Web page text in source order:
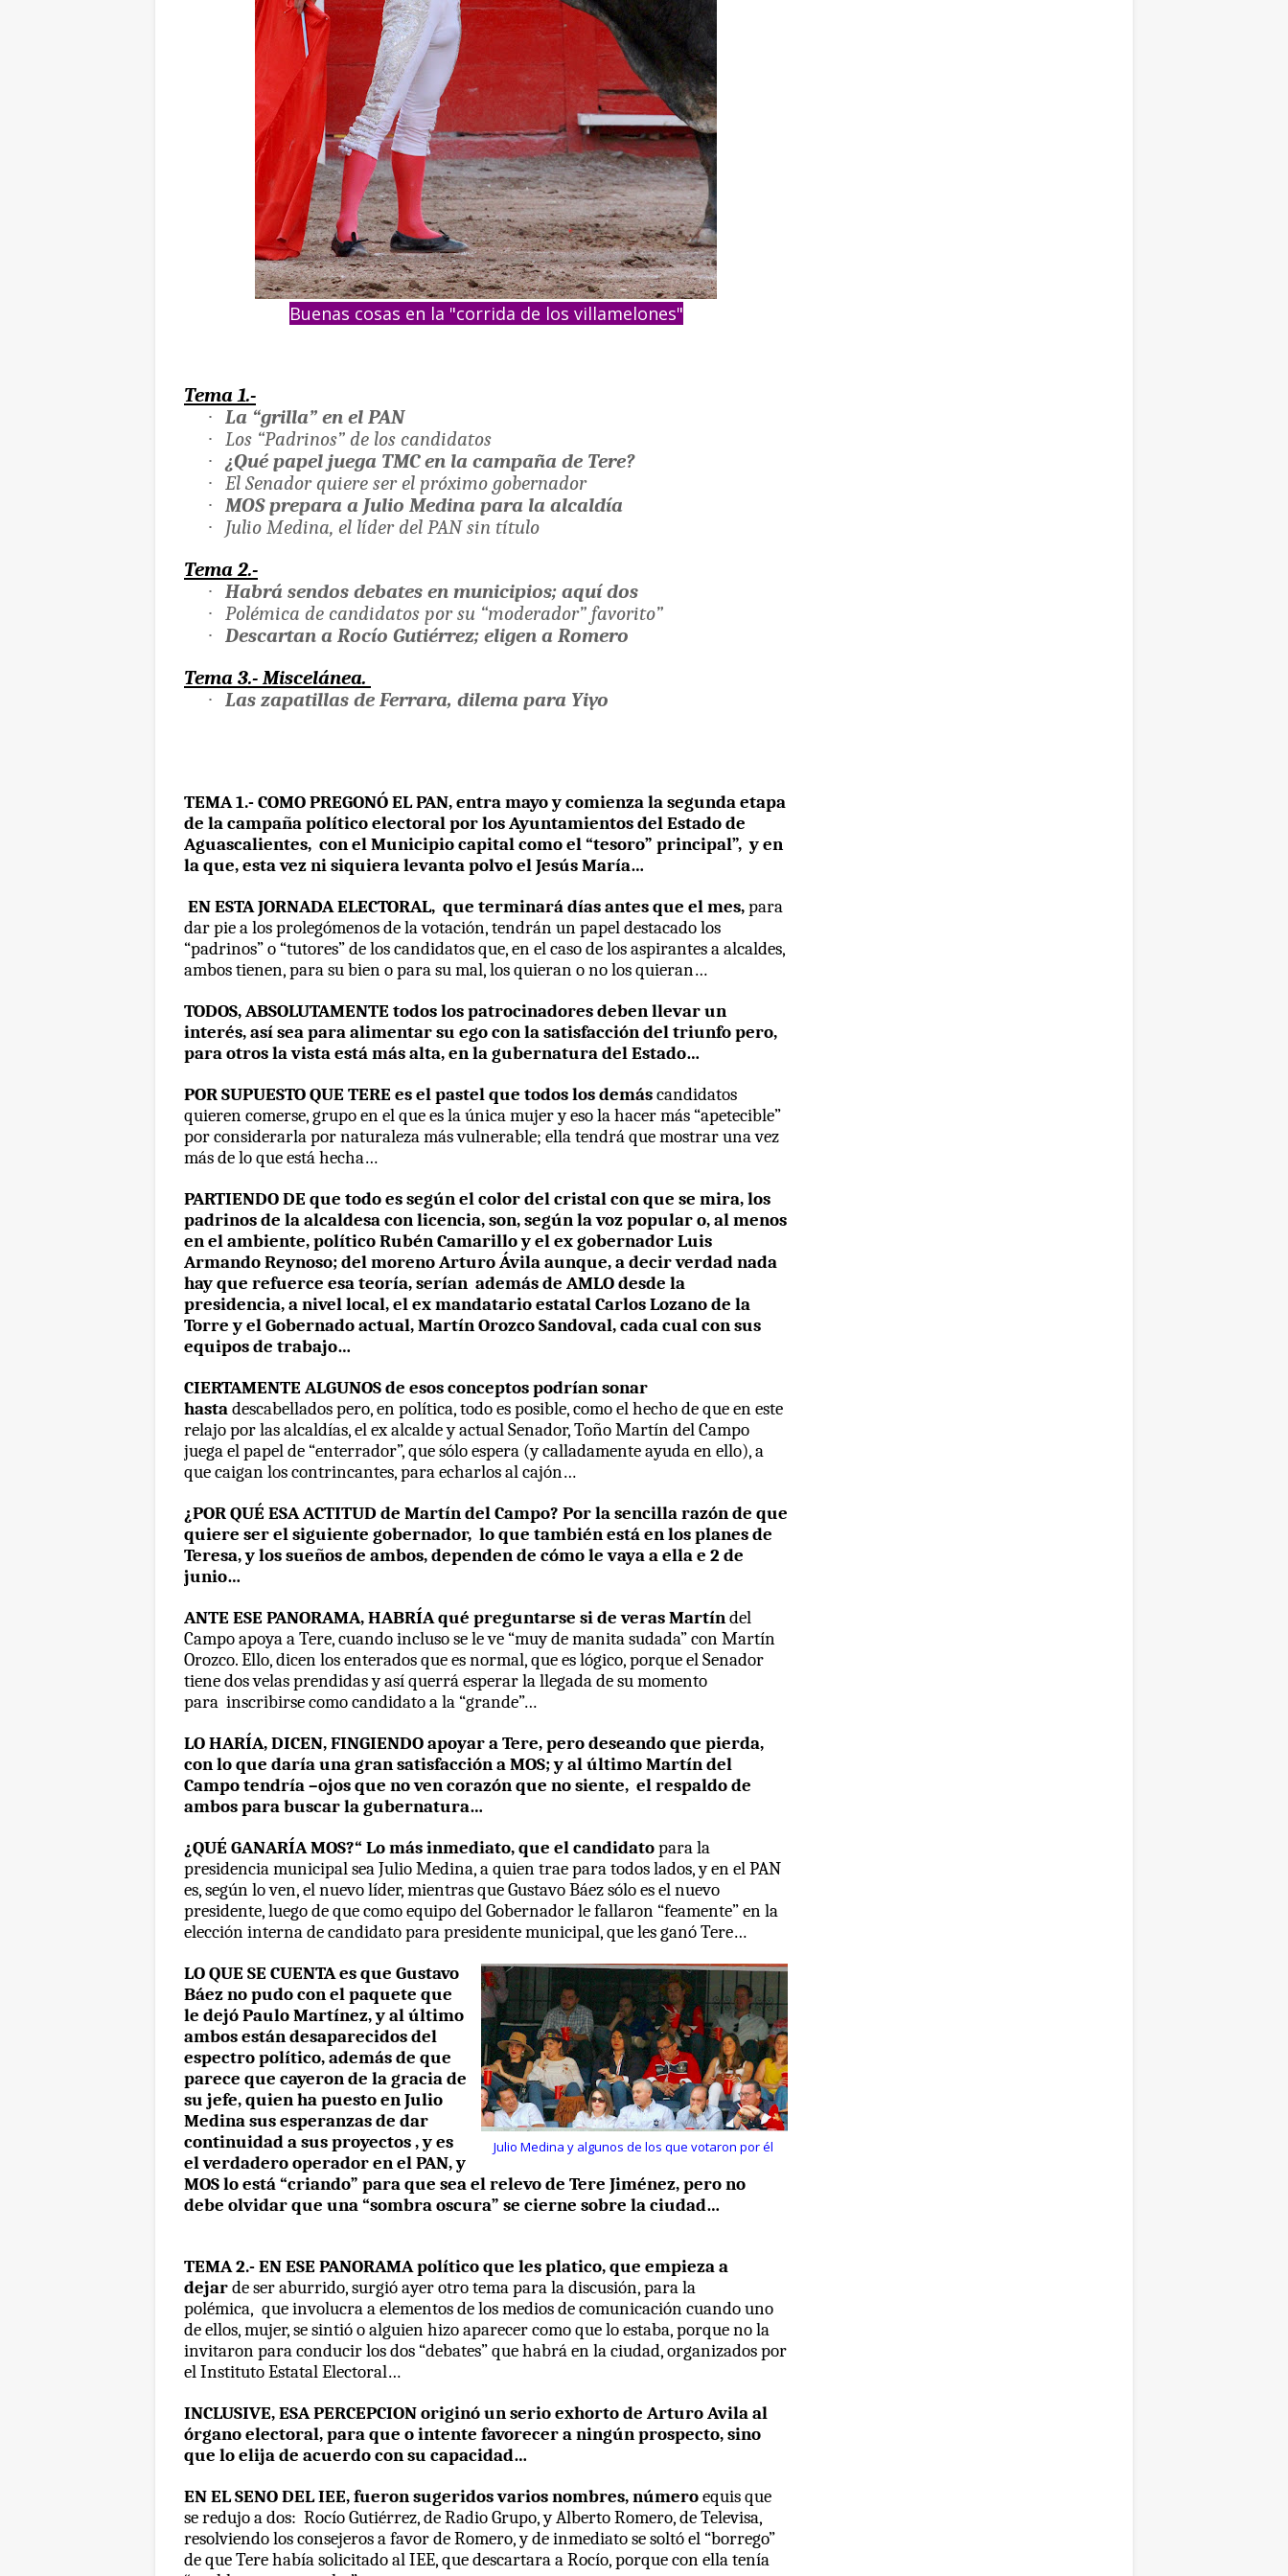
Buenas cosas en la "corrida de los villamelones"
Tema 1.-
· La “grilla” en el PAN
· Los “Padrinos” de los candidatos
· ¿Qué papel juega TMC en la campaña de Tere?
· El Senador quiere ser el próximo gobernador
· MOS prepara a Julio Medina para la alcaldía
·
Julio Medina, el líder del PAN sin título
Tema 2.-
· Habrá sendos debates en municipios; aquí dos
· Polémica de candidatos por su “moderador” favorito”
· Descartan a Rocío Gutiérrez; eligen a Romero
Tema 3.- Miscelánea.
· Las zapatillas de Ferrara, dilema para Yiyo
TEMA 1.- COMO PREGONÓEL PAN, entra mayo y comienza la segunda etapa
de la campaña político electoral por los Ayuntamientos del Estado de
Aguascalientes, con el Municipio capital como el “tesoro” principal”, y en
la que, esta vez ni siquiera levanta polvo el Jesús María…
EN ESTA JORNADA ELECTORAL, que terminará días antes que el mes,para
dar pie a los prolegómenos de la votación, tendrán un papel destacado los
“padrinos” o “tutores” de los candidatos que, en el caso de los aspirantes a alcaldes,
ambos tienen, para su bien o para su mal, los quieran o no los quieran…
TODOS, ABSOLUTAMENTE todos los patrocinadores deben llevar un
interés, así sea para alimentar su ego con la satisfacción del triunfo pero,
para otros la vista está más alta, en la gubernatura del Estado…
POR SUPUESTO QUE TEREes el pastel que todos los demáscandidatos
quieren comerse, grupo en el que es la única mujer y eso la hacer más “apetecible”
por considerarla por naturaleza más vulnerable; ella tendrá que mostrar una vez
más de lo que está hecha…
PARTIENDO DE que todo es según el color del cristal con que se mira, los
padrinos de la alcaldesa con licencia, son, según la voz popular o, al menos
en el ambiente, político Rubén Camarillo y el ex gobernador Luis
Armando Reynoso; del moreno Arturo Ávila aunque, a decir verdad nada
hay que refuerce esa teoría, serían además de AMLO desde la
presidencia, a nivel local, el ex mandatario estatal Carlos Lozano de la
Torre y el Gobernado actual, Martín Orozco Sandoval, cada cual con sus
equipos de trabajo…
CIERTAMENTE ALGUNOS de esos conceptos podrían sonar
hastadescabellados pero, en política, todo es posible, como el hecho de que en este
relajo por las alcaldías, el ex alcalde y actual Senador, Toño Martín del Campo
juega el papel de “enterrador”, que sólo espera (y calladamente ayuda en ello), a
que caigan los contrincantes, para echarlos al cajón…
¿POR QUÉ ESA ACTITUD de Martín del Campo? Por la sencilla razón de que
quiere ser el siguiente gobernador, lo que también está en los planes de
Teresa, y los sueños de ambos, dependen de cómo le vaya a ella e 2 de
junio…
ANTE ESE PANORAMA, HABRÍA qué preguntarse si de veras Martíndel
Campo apoya a Tere, cuando incluso se le ve “muy de manita sudada” con Martín
Orozco. Ello, dicen los enterados que es normal, que es lógico, porque el Senador
tiene dos velas prendidas y así querrá esperar la llegada de su momento
para inscribirse como candidato a la “grande”…
LO HARÍA, DICEN,FINGIENDO apoyar a Tere, pero deseandoque pierda,
con lo que daría una gran satisfacción a MOS; y al último Martín del
Campo tendría –ojos que no ven corazón que no siente, el respaldo de
ambos para buscar la gubernatura…
¿QUÉ GANARÍA MOS?“ Lo más inmediato, que el candidatopara la
presidencia municipal sea Julio Medina, a quien trae para todos lados, y en el PAN
es, según lo ven, el nuevo líder, mientras que Gustavo Báez sólo es el nuevo
presidente, luego de que como equipo del Gobernador le fallaron “feamente” en la
elección interna de candidato para presidente municipal, que les ganó Tere…
Julio Medina y algunos de los que votaron por él
LO QUE SE CUENTA es que Gustavo
Báez no pudo con el paquete que
le dejó Paulo Martínez, y al último
ambos están desaparecidos del
espectro político, además de que
parece que cayeron de la gracia de
su jefe, quien ha puesto en Julio
Medina sus esperanzas de dar
continuidad a sus proyectos , y es
el verdadero operador en el PAN, y
MOS lo está “criando” para que sea el relevo de Tere Jiménez, pero no
debe olvidar que una “sombra oscura” se cierne sobre la ciudad…
TEMA 2.- EN ESE PANORAMA político que les platico, que empieza a
dejarde ser aburrido, surgió ayer otro tema para la discusión, para la
polémica, que involucra a elementos de los medios de comunicación cuando uno
de ellos, mujer, se sintió o alguien hizo aparecer como que lo estaba, porque no la
invitaron para conducir los dos “debates” que habrá en la ciudad, organizados por
el Instituto Estatal Electoral…
INCLUSIVE, ESA PERCEPCION originó un serio exhorto de Arturo Avila al
órgano electoral, para que o intente favorecer a ningún prospecto, sino
que lo elija de acuerdo con su capacidad…
EN EL SENO DEL IEE, fueron sugeridos varios nombres, númeroequis que
se redujo a dos: Rocío Gutiérrez, de Radio Grupo, y Alberto Romero, de Televisa,
resolviendo los consejeros a favor de Romero, y de inmediato se soltó el “borrego”
de que Tere había solicitado al IEE, que descartara a Rocío, porque con ella tenía